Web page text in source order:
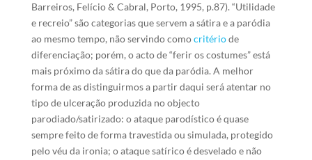
Barreiros, Felício & Cabral, Porto, 1995, p.87). “Utilidade
e recreio” são categorias que servem a sátira e a paródia
ao mesmo tempo, não servindo comocritériode
diferenciação; porém, o acto de “ferir os costumes” está
mais próximo da sátira do que da paródia. A melhor
forma de as distinguirmos a partir daqui será atentar no
tipo de ulceração produzida no objecto
parodiado/satirizado: o ataque parodístico é quase
sempre feito de forma travestida ou simulada, protegido
pelo véu da ironia; o ataque satírico é desvelado e não